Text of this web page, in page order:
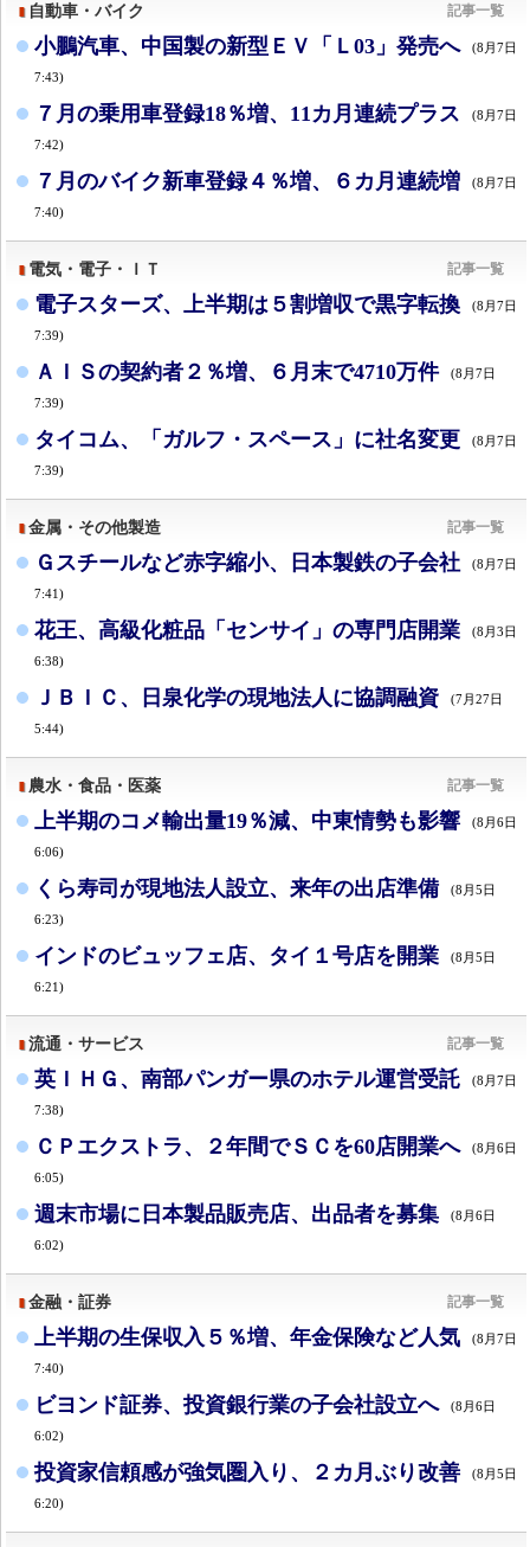
自動車・バイク 記事一覧
小鵬汽車、中国製の新型ＥＶ「Ｌ03」発売へ (8月7日
7:43)
７月の乗用車登録18％増、11カ月連続プラス (8月7日
7:42)
７月のバイク新車登録４％増、６カ月連続増 (8月7日
7:40)
電気・電子・ＩＴ 記事一覧
電子スターズ、上半期は５割増収で黒字転換 (8月7日
7:39)
ＡＩＳの契約者２％増、６月末で4710万件 (8月7日
7:39)
タイコム、「ガルフ・スペース」に社名変更 (8月7日
7:39)
金属・その他製造 記事一覧
Ｇスチールなど赤字縮小、日本製鉄の子会社 (8月7日
7:41)
花王、高級化粧品「センサイ」の専門店開業 (8月3日
6:38)
ＪＢＩＣ、日泉化学の現地法人に協調融資 (7月27日
5:44)
農水・食品・医薬 記事一覧
上半期のコメ輸出量19％減、中東情勢も影響 (8月6日
6:06)
くら寿司が現地法人設立、来年の出店準備 (8月5日
6:23)
インドのビュッフェ店、タイ１号店を開業 (8月5日
6:21)
流通・サービス 記事一覧
英ＩＨＧ、南部パンガー県のホテル運営受託 (8月7日
7:38)
ＣＰエクストラ、２年間でＳＣを60店開業へ (8月6日
6:05)
週末市場に日本製品販売店、出品者を募集 (8月6日
6:02)
金融・証券 記事一覧
上半期の生保収入５％増、年金保険など人気 (8月7日
7:40)
ビヨンド証券、投資銀行業の子会社設立へ (8月6日
6:02)
投資家信頼感が強気圏入り、２カ月ぶり改善 (8月5日
6:20)